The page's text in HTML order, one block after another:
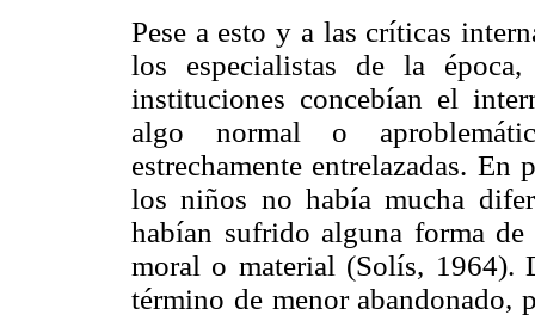
Pese a esto y a las críticas
los especialistas de la
instituciones concebían el
algo normal o
estrechamente entrelazadas.
los niños no había mucha
habían sufrido alguna forma
moral o material (Solís, 1964).
término de menor abandonado,